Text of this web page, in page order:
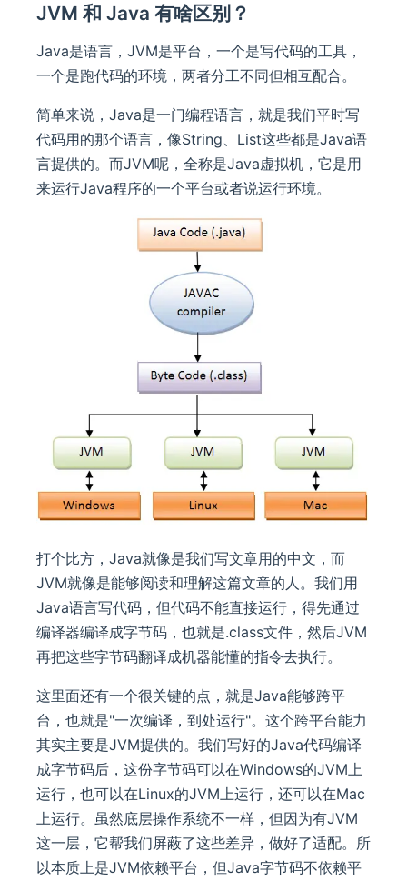
JVM 和 Java 有啥区别？
Java是语言，JVM是平台，一个是写代码的工具，
一个是跑代码的环境，两者分工不同但相互配合。
简单来说，Java是一门编程语言，就是我们平时写
代码用的那个语言，像String、List这些都是Java语
言提供的。而JVM呢，全称是Java虚拟机，它是用
来运行Java程序的一个平台或者说运行环境。
打个比方，Java就像是我们写文章用的中文，而
JVM就像是能够阅读和理解这篇文章的人。我们用
Java语言写代码，但代码不能直接运行，得先通过
编译器编译成字节码，也就是.class文件，然后JVM
再把这些字节码翻译成机器能懂的指令去执行。
这里面还有一个很关键的点，就是Java能够跨平
台，也就是"一次编译，到处运行"。这个跨平台能力
其实主要是JVM提供的。我们写好的Java代码编译
成字节码后，这份字节码可以在Windows的JVM上
运行，也可以在Linux的JVM上运行，还可以在Mac
上运行。虽然底层操作系统不一样，但因为有JVM
这一层，它帮我们屏蔽了这些差异，做好了适配。所
以本质上是JVM依赖平台，但Java字节码不依赖平